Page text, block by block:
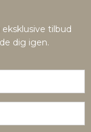
tilbud
dig igen.